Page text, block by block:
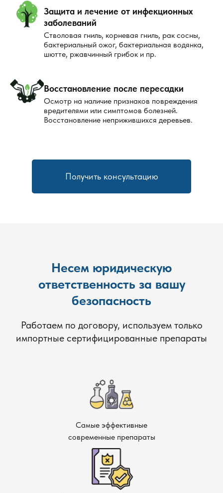
Защита и лечение от инфекционных
заболеваний
Стволовая гниль, корневая гниль, рак сосны,
бактериальный ожог, бактериальная водянка,
шютте, ржавчинный грибок и пр.
Восстановление после пересадки
Осмотр на наличие признаков повреждения
вредителями или симптомов болезней.
Восстановление неприжившихся деревьев.
Получить консультацию
Несем юридическую
ответственность за вашу
безопасность
Работаем по договору, используем только
импортные сертифицированные препараты
Самые эффективные
современные препараты